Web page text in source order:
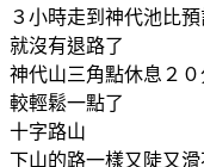
３小時走到神代池比
就沒有退路了
神代山三角點休息２
較輕鬆一點了
十字路山
下山的路一樣又陡又